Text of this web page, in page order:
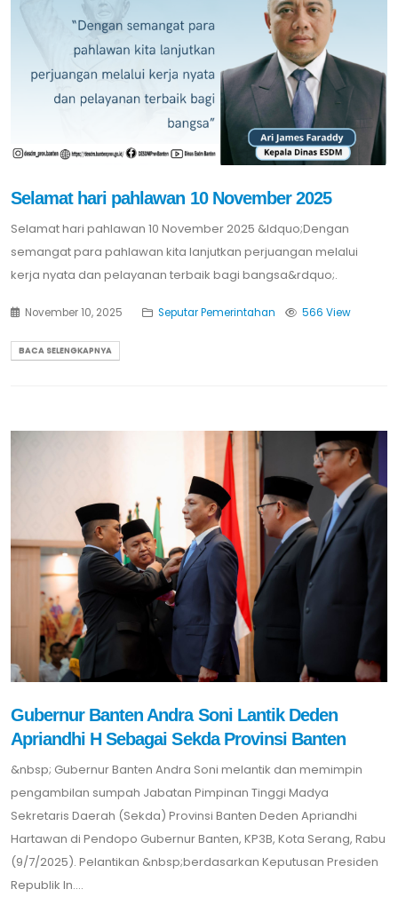
Selamat hari pahlawan 10 November 2025
Selamat hari pahlawan 10 November 2025 &ldquo;Dengan
semangat para pahlawan kita lanjutkan perjuangan melalui
kerja nyata dan pelayanan terbaik bagi bangsa&rdquo;.
November 10, 2025 Seputar Pemerintahan 566 View
BACA SELENGKAPNYA
Gubernur Banten Andra Soni Lantik Deden
Apriandhi H Sebagai Sekda Provinsi Banten
&nbsp; Gubernur Banten Andra Soni melantik dan memimpin
pengambilan sumpah Jabatan Pimpinan Tinggi Madya
Sekretaris Daerah (Sekda) Provinsi Banten Deden Apriandhi
Hartawan di Pendopo Gubernur Banten, KP3B, Kota Serang, Rabu
(9/7/2025). Pelantikan &nbsp;berdasarkan Keputusan Presiden
Republik In....